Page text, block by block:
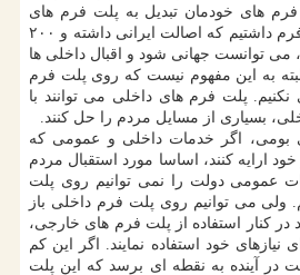
های خودمان تبدیل به پلت فرم های
جهانی شوند. اگر یک پلت فرم داشتیم که اصالت ایرانی داشته و ۲۰۰
می توانست جهانی شود و اقبال داخلی ها
به این مفهوم نیست که روی پلت فرم
پلت فرم های داخلی می توانند با
بسیاری از مسایل مردم را حل کنند.
بومی، اگر خدمات داخلی و عمومی که
خود ارایه کنند، اساسا مورد استقبال مردم
عمومی دولت را نمی توانیم روی پلت
ولی می توانیم روی پلت فرم داخلی باز
در کنار استفاده از پلت فرم های خارجی،
خود استفاده نمایند. اگر این کم
در آینده به نقطه ای برسد که این پلت